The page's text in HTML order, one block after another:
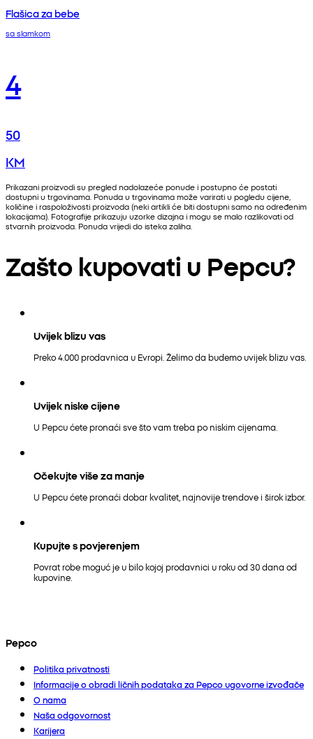
Flašica za bebe
sa slamkom
4
50
KM
Prikazani proizvodi su pregled nadolazeće ponude i postupno će postati
dostupni u trgovinama. Ponuda u trgovinama može varirati u pogledu cijene,
količine i raspoloživosti proizvoda (neki artikli će biti dostupni samo na određenim
lokacijama). Fotografije prikazuju uzorke dizajna i mogu se malo razlikovati od
stvarnih proizvoda. Ponuda vrijedi do isteka zaliha.
Zašto kupovati u Pepcu?
Uvijek blizu vas
Preko 4.000 prodavnica u Evropi. Želimo da budemo uvijek blizu vas.
Uvijek niske cijene
U Pepcu ćete pronaći sve što vam treba po niskim cijenama.
Očekujte više za manje
U Pepcu ćete pronaći dobar kvalitet, najnovije trendove i širok izbor.
Kupujte s povjerenjem
Povrat robe moguć je u bilo kojoj prodavnici u roku od 30 dana od
kupovine.
Pepco
Politika privatnosti
Informacije o obradi ličnih podataka za Pepco ugovorne izvođače
O nama
Naša odgovornost
Karijera